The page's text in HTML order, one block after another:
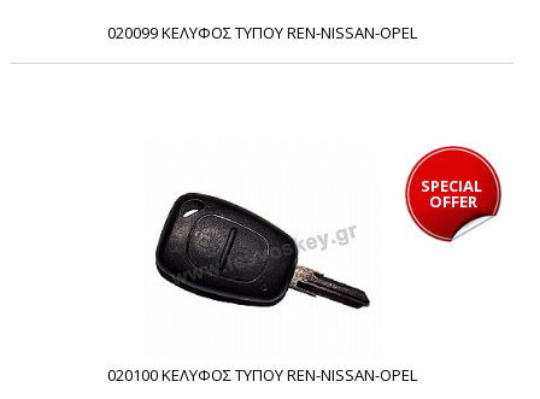
020099 ΚΕΛΥΦΟΣ ΤΥΠΟΥ REN-NISSAN-OPEL
SPECIAL
OFFER
020100 ΚΕΛΥΦΟΣ ΤΥΠΟΥ REN-NISSAN-OPEL